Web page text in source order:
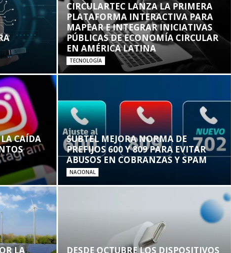
CIRCULARTEC LANZA LA PRIMERA
PLATAFORMA INTERACTIVA PARA
MAPEAR E INTEGRAR INICIATIVAS
PÚBLICAS DE ECONOMÍA CIRCULAR
EN AMÉRICA LATINA
TECNOLOGÍA
CAÍDA
SUBTEL MEJORA NORMA DE
PREFIJOS 600 Y 809 PARA EVITAR
ABUSOS EN COBRANZAS Y SPAM
NACIONAL
LA DESDE OCTUBRE LOS DISPOSITIVOS